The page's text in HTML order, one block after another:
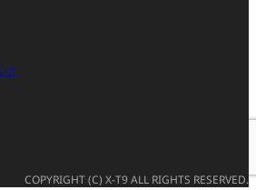
グ
COPYRIGHT (C) X-T9 ALL RIGHTS RESERVED.